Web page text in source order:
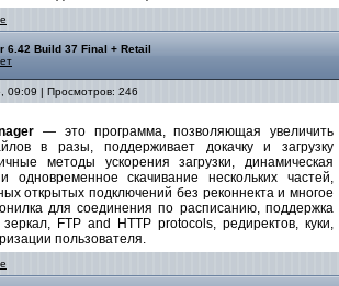
6.42 Build 37 Final + Retail
09:09 | Просмотров: 246
— это программа, позволяющая увеличить
в разы, поддерживает докачку и загрузку
методы ускорения загрузки, динамическая
одновременное скачивание нескольких частей,
открытых подключений без реконнекта и многое
для соединения по расписанию, поддержка
FTP and HTTP protocols, редиректов, куки,
пользователя.